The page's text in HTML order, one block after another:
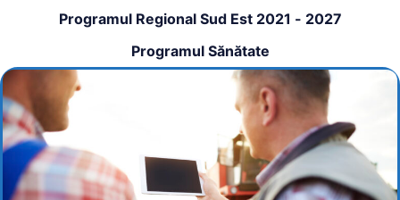
Programul Regional Sud Est 2021 - 2027
Programul Sănătate